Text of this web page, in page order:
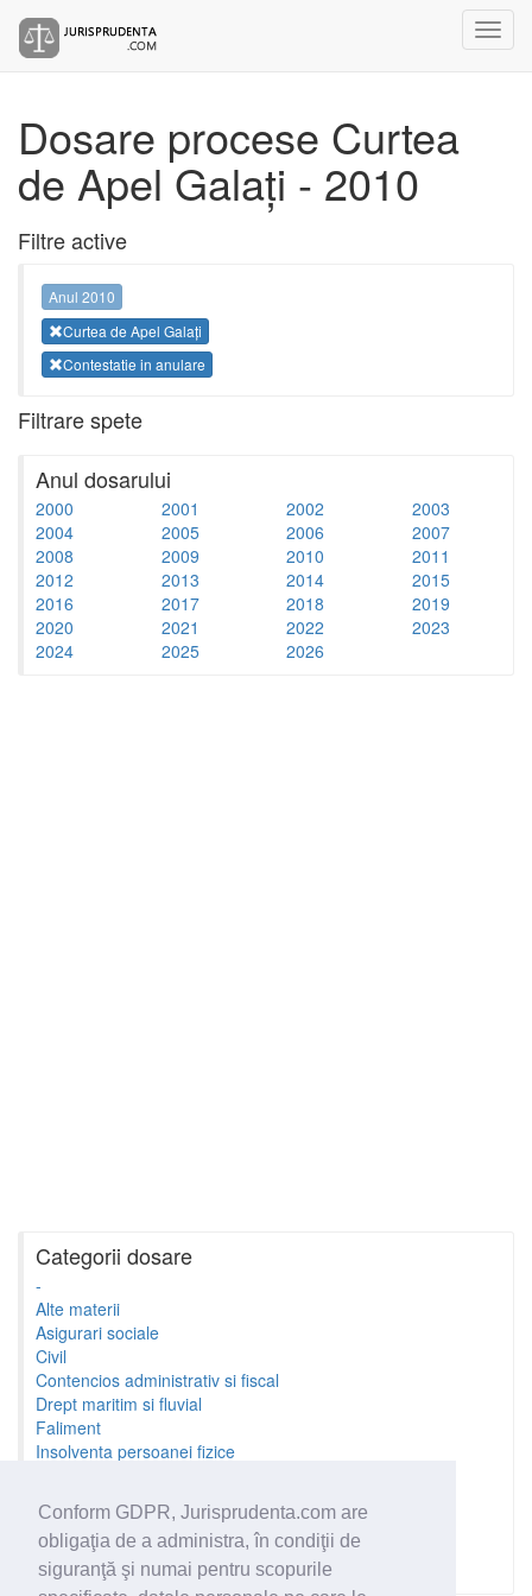
Conform GDPR, Jurisprudenta.com are
obligaţia de a administra, în condiţii de
siguranţă şi numai pentru scopurile
Dosare procese Curtea
de Apel Galați - 2010
Filtre active
Anul 2010
Curtea de Apel Galați
Contestatie in anulare
Filtrare spete
Anul dosarului
2000 2001 2002
2003
2004
2005 2006
2007
2008
2009 2010
2011
2012
2013 2014
2015
2016
2017 2018
2019
2020
2021 2022
2023
2024
2025 2026
Categorii dosare
-
Alte materii
Asigurari sociale
Civil
Contencios administrativ si fiscal
Drept maritim si fluvial
Faliment
Insolventa persoanei fizice
Minori si familie
Penal
Proprietate Intelectuala